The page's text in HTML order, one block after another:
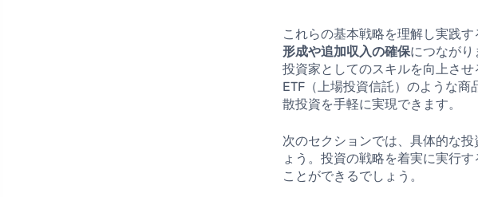
これらの基本戦略を理解し実践
形成や追加収入の確保につながり
投資家としてのスキルを向上さ
ETF（上場投資信託）のような
散投資を手軽に実現できます。
次のセクションでは、具体的な
ょう。投資の戦略を着実に実行
ことができるでしょう。